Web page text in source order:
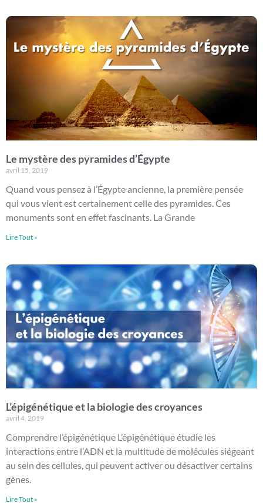
Le mystère des pyramides d’Égypte
avril 15, 2019
Quand vous pensez à l’Égypte ancienne, la première pensée
qui vous vient est certainement celle des pyramides. Ces
monuments sont en effet fascinants. La Grande
Lire Tout »
L’épigénétique et la biologie des croyances
avril 4, 2019
Comprendre l’épigénétique L’épigénétique étudie les
interactions entre l’ADN et la multitude de molécules siégeant
au sein des cellules, qui peuvent activer ou désactiver certains
gènes.
Lire Tout »